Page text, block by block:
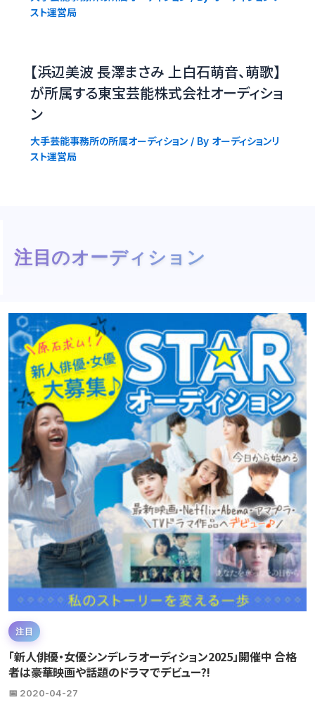
スト運営局
【浜辺美波 長澤まさみ 上白石萌音、萌歌】
が所属する東宝芸能株式会社オーディショ
ン
大手芸能事務所の所属オーディション/ By オーディションリ
スト運営局
注目のオーディション
注目
「新人俳優・女優シンデレラオーディション2025」開催中 合格
者は豪華映画や話題のドラマでデビュー?!
📅 2020-04-27